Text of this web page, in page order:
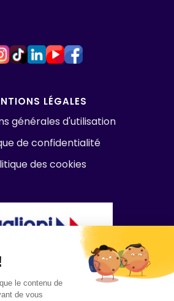
le contenu de
de vous
LÉGALES
générales d'utilisation
de confidentialité
des cookies